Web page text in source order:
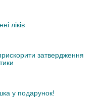
ліків
затвердження
у подарунок!